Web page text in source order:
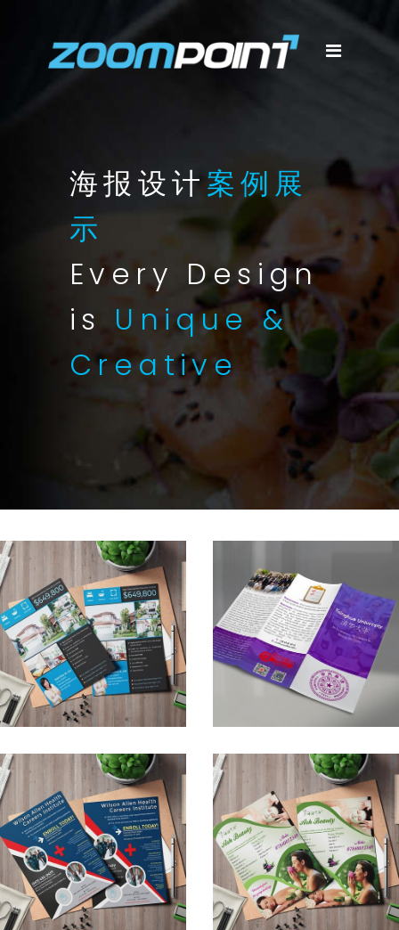
海报设计 案例展
示
Every Design
is Unique &
Creative